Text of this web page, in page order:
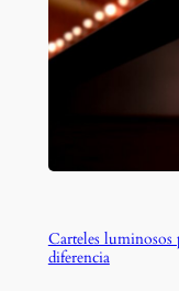
Carteles luminosos
diferencia